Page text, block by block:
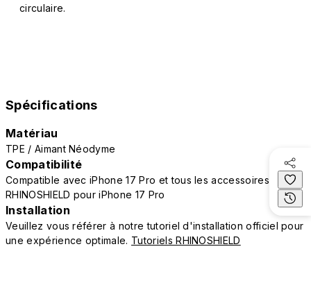
circulaire.
Spécifications
Matériau
TPE / Aimant Néodyme
Compatibilité
Compatible avec iPhone 17 Pro et tous les accessoires
RHINOSHIELD pour iPhone 17 Pro
Installation
Veuillez vous référer à notre tutoriel d'installation officiel pour
une expérience optimale. Tutoriels RHINOSHIELD